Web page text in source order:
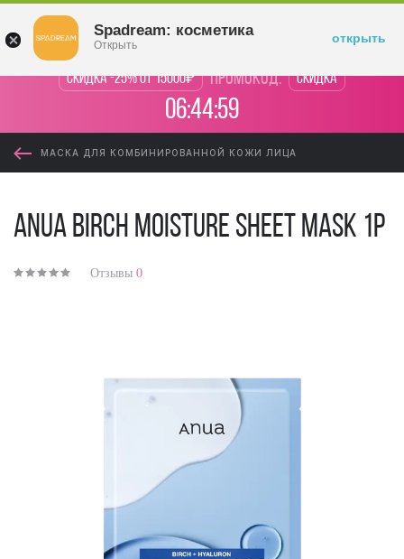
Скидка -25% от 15000₽ промокод: Скидка
06:44:59
МАСКА ДЛЯ КОМБИНИРОВАННОЙ КОЖИ ЛИЦА
Anua Birch Moisture Sheet Mask 1p
Отзывы 0
Spadream: косметика
Открыть открыть